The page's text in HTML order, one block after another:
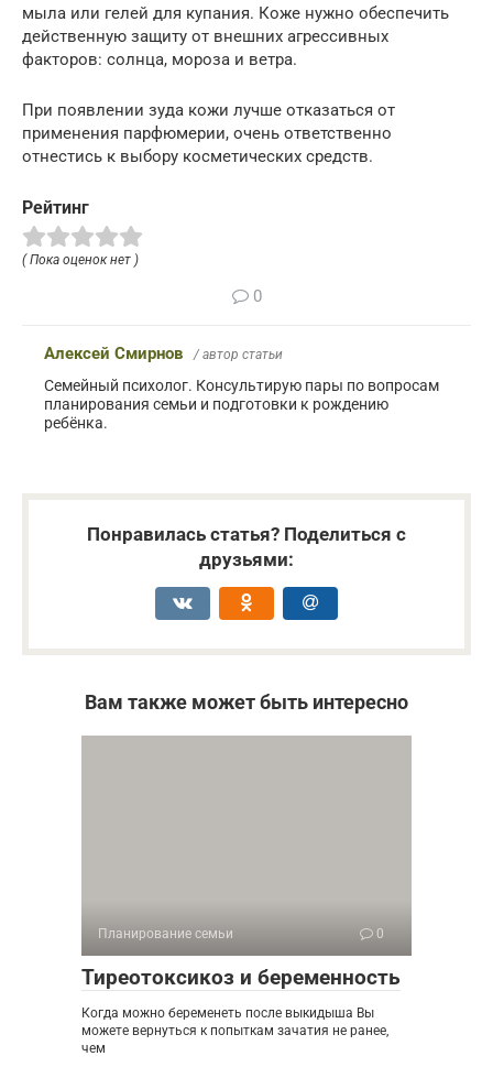
мыла или гелей для купания. Коже нужно обеспечить
действенную защиту от внешних агрессивных
факторов: солнца, мороза и ветра.
При появлении зуда кожи лучше отказаться от
применения парфюмерии, очень ответственно
отнестись к выбору косметических средств.
Рейтинг
( Пока оценок нет )
0
Алексей Смирнов / автор статьи
Семейный психолог. Консультирую пары по вопросам
планирования семьи и подготовки к рождению
ребёнка.
Понравилась статья? Поделиться с
друзьями:
Вам также может быть интересно
Планирование семьи 0
Тиреотоксикоз и беременность
Когда можно беременеть после выкидыша Вы
можете вернуться к попыткам зачатия не ранее,
чем